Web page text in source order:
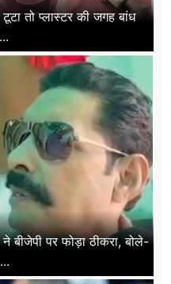
तो प्लास्टर की जगह बांध
बीजेपी पर फोड़ा ठीकरा, बोले-